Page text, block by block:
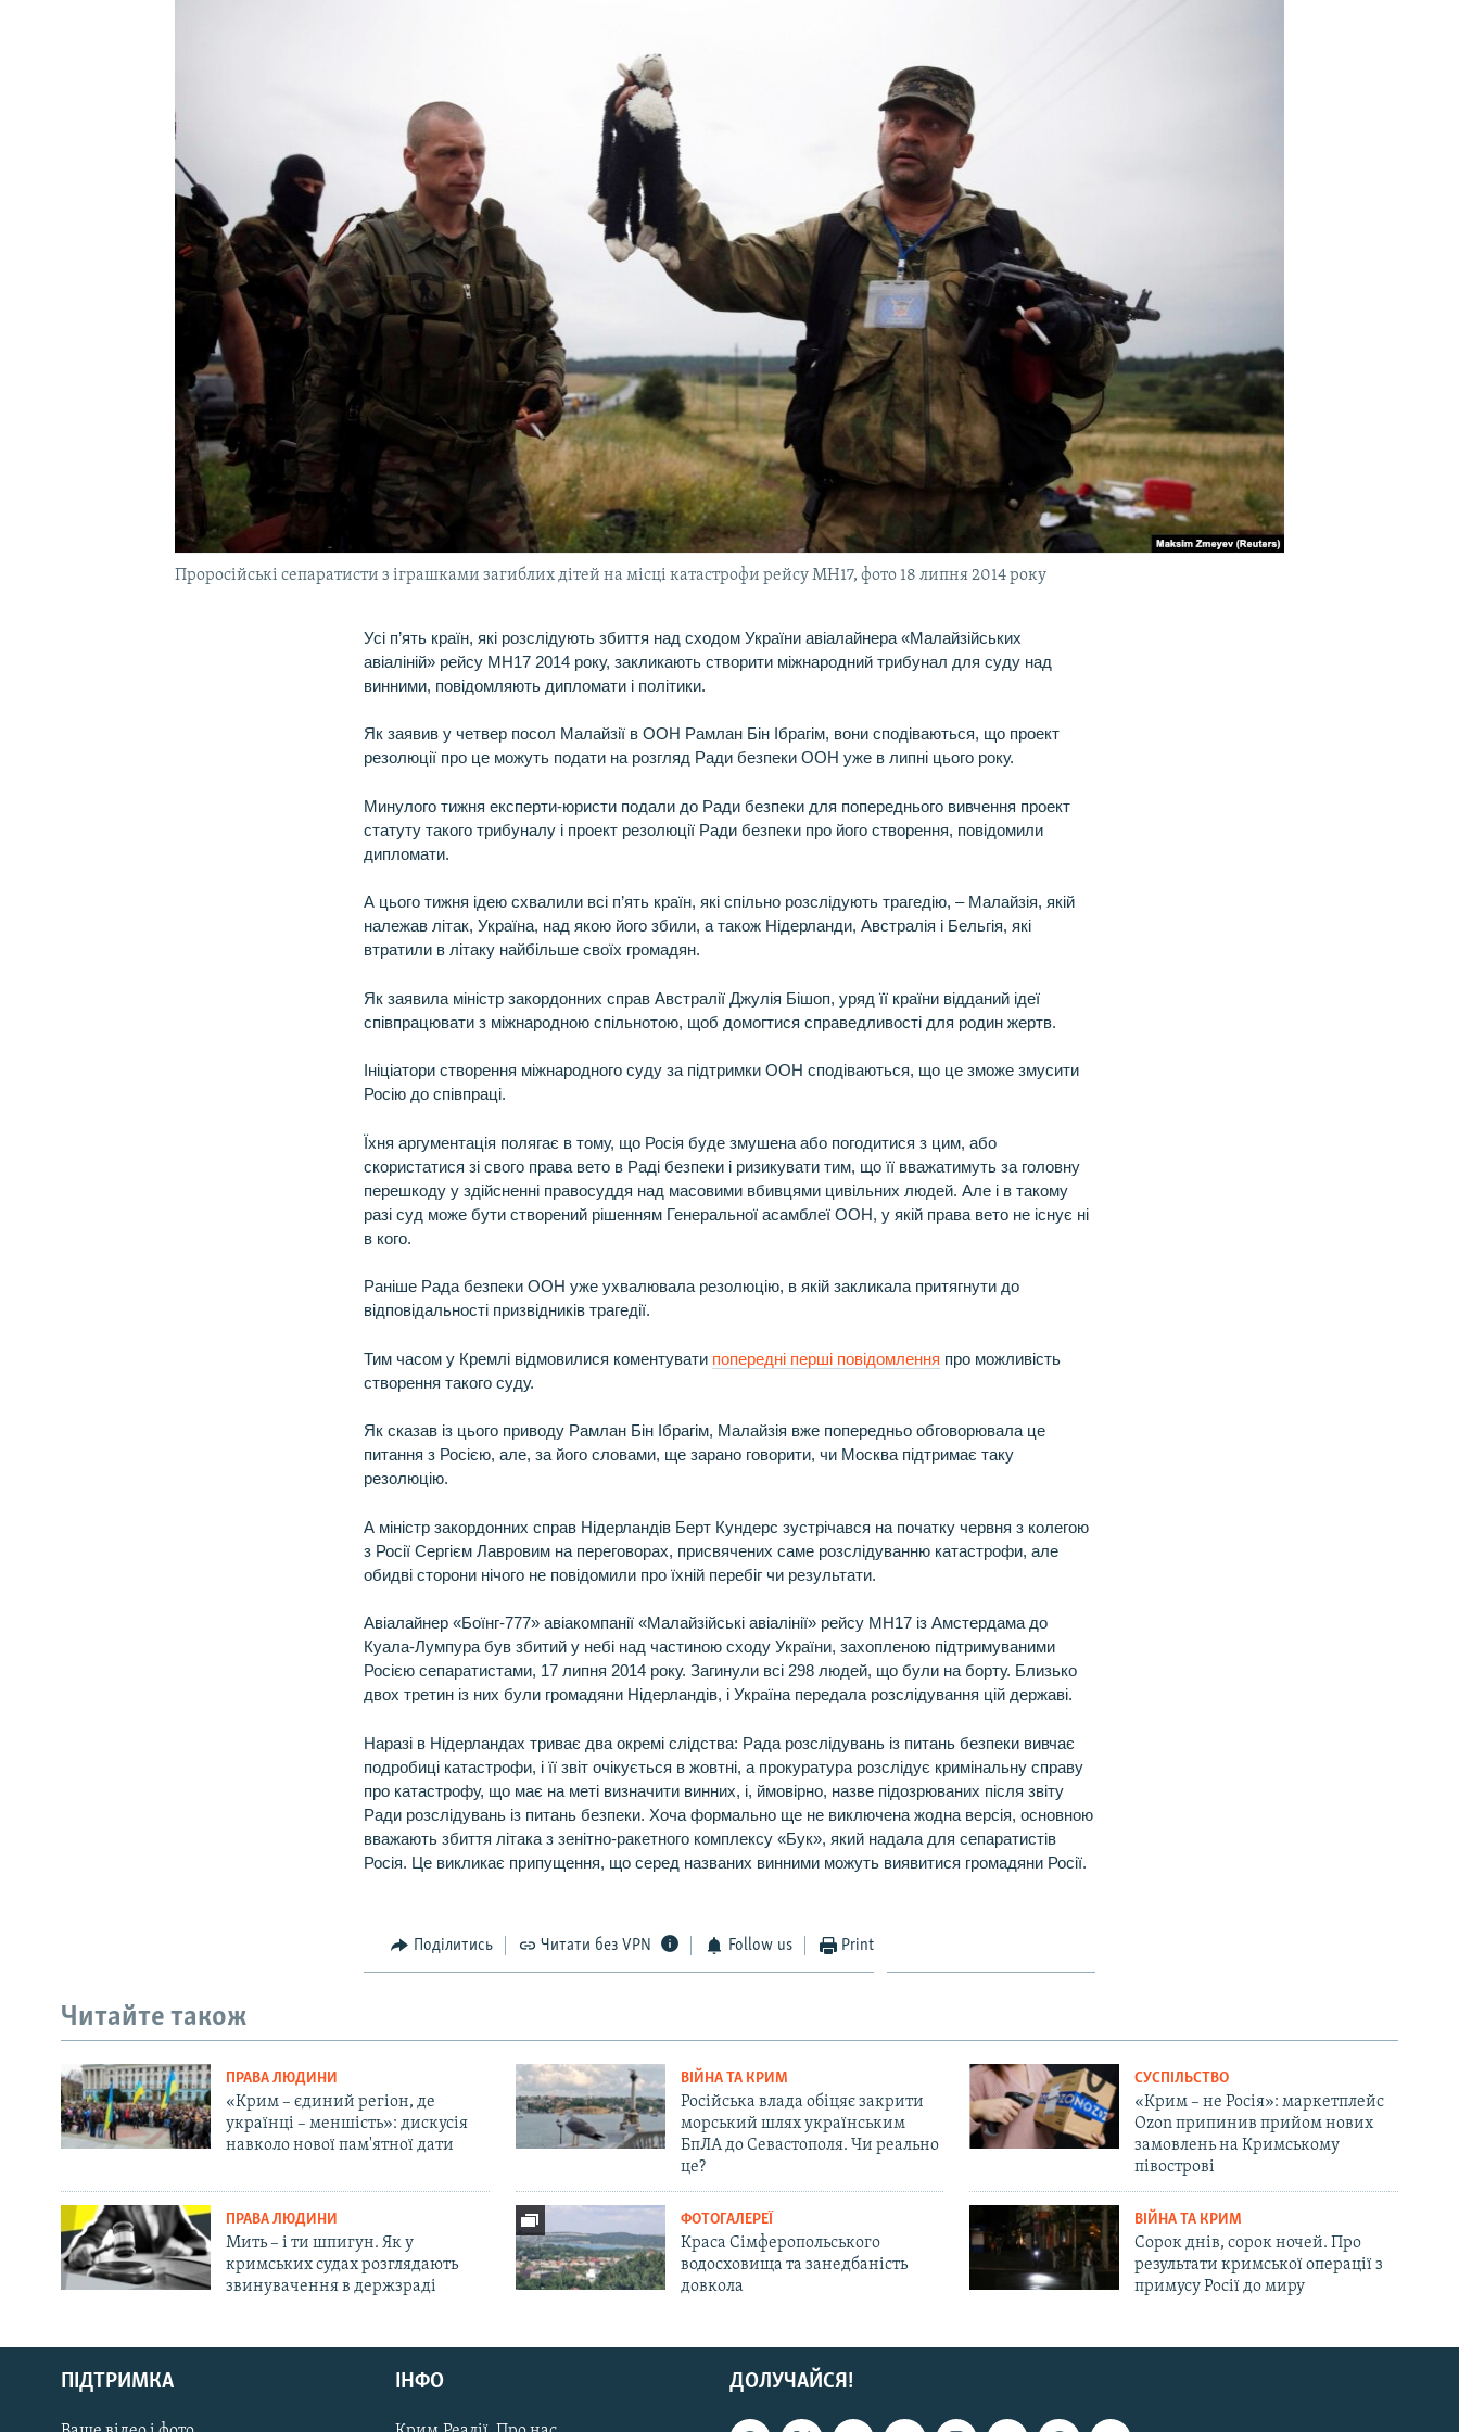
Русский
Qırımtatar
Проросійські сепаратисти з іграшками загиблих дітей на місці катастрофи рейсу MH17, фото 18 липня 2014 року
Усі п’ять країн, які розслідують збиття над сходом України авіалайнера «Малайзійських
авіаліній» рейсу MH17 2014 року, закликають створити міжнародний трибунал для суду над
винними, повідомляють дипломати і політики.
Як заявив у четвер посол Малайзії в ООН Рамлан Бін Ібрагім, вони сподіваються, що проект
резолюції про це можуть подати на розгляд Ради безпеки ООН уже в липні цього року.
Минулого тижня експерти-юристи подали до Ради безпеки для попереднього вивчення проект
статуту такого трибуналу і проект резолюції Ради безпеки про його створення, повідомили
дипломати.
А цього тижня ідею схвалили всі п’ять країн, які спільно розслідують трагедію, – Малайзія, якій
належав літак, Україна, над якою його збили, а також Нідерланди, Австралія і Бельгія, які
втратили в літаку найбільше своїх громадян.
Як заявила міністр закордонних справ Австралії Джулія Бішоп, уряд її країни відданий ідеї
співпрацювати з міжнародною спільнотою, щоб домогтися справедливості для родин жертв.
Ініціатори створення міжнародного суду за підтримки ООН сподіваються, що це зможе змусити
Росію до співпраці.
Їхня аргументація полягає в тому, що Росія буде змушена або погодитися з цим, або
скористатися зі свого права вето в Раді безпеки і ризикувати тим, що її вважатимуть за головну
перешкоду у здійсненні правосуддя над масовими вбивцями цивільних людей. Але і в такому
разі суд може бути створений рішенням Генеральної асамблеї ООН, у якій права вето не існує ні
в кого.
Раніше Рада безпеки ООН уже ухвалювала резолюцію, в якій закликала притягнути до
відповідальності призвідників трагедії.
Тим часом у Кремлі відмовилися коментувати попередні перші повідомлення про можливість
створення такого суду.
Як сказав із цього приводу Рамлан Бін Ібрагім, Малайзія вже попередньо обговорювала це
питання з Росією, але, за його словами, ще зарано говорити, чи Москва підтримає таку
резолюцію.
А міністр закордонних справ Нідерландів Берт Кундерс зустрічався на початку червня з колегою
з Росії Сергієм Лавровим на переговорах, присвячених саме розслідуванню катастрофи, але
обидві сторони нічого не повідомили про їхній перебіг чи результати.
Авіалайнер «Боїнг-777» авіакомпанії «Малайзійські авіалінії» рейсу MH17 із Амстердама до
Куала-Лумпура був збитий у небі над частиною сходу України, захопленою підтримуваними
Росією сепаратистами, 17 липня 2014 року. Загинули всі 298 людей, що були на борту. Близько
двох третин із них були громадяни Нідерландів, і Україна передала розслідування цій державі.
Наразі в Нідерландах триває два окремі слідства: Рада розслідувань із питань безпеки вивчає
подробиці катастрофи, і її звіт очікується в жовтні, а прокуратура розслідує кримінальну справу
про катастрофу, що має на меті визначити винних, і, ймовірно, назве підозрюваних після звіту
Ради розслідувань із питань безпеки. Хоча формально ще не виключена жодна версія, основною
вважають збиття літака з зенітно-ракетного комплексу «Бук», який надала для сепаратистів
Росія. Це викликає припущення, що серед названих винними можуть виявитися громадяни Росії.
Поділитись Читати без VPN Follow us Print
Читайте також
ПРАВА ЛЮДИНИ
«Крим – єдиний регіон, де
українці – меншість»: дискусія
навколо нової пам'ятної дати
ВІЙНА ТА КРИМ
Російська влада обіцяє закрити
морський шлях українським
БпЛА до Севастополя. Чи реально
це?
СУСПІЛЬСТВО
«Крим – не Росія»: маркетплейс
Ozon припинив прийом нових
замовлень на Кримському
півострові
ПРАВА ЛЮДИНИ
Мить – і ти шпигун. Як у
кримських судах розглядають
звинувачення в держзраді
ФОТОГАЛЕРЕЇ
Краса Сімферопольського
водосховища та занедбаність
довкола
ВІЙНА ТА КРИМ
Сорок днів, сорок ночей. Про
результати кримської операції з
примусу Росії до миру
ДОЛУЧАЙСЯ!
ПІДТРИМКА ІНФО